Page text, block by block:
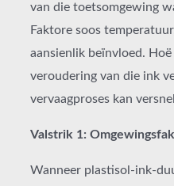
van die toetsomgewing
Faktore soos
aansienlik beïnvloed.
veroudering van die ink
vervaagproses kan
Valstrik 1:
Wanneer plastisol-ink-